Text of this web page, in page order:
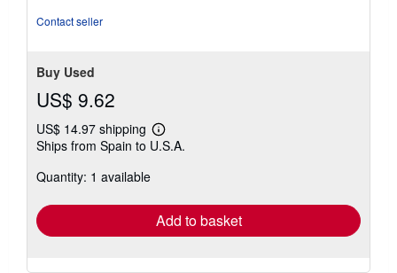
Contact seller
Buy Used
US$ 9.62
US$ 14.97 shipping
Learn
more
Ships from Spain to U.S.A.
Quantity: 1 available
Add to basket